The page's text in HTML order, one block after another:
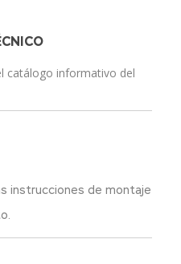
catálogo informativo del
instrucciones de montaje